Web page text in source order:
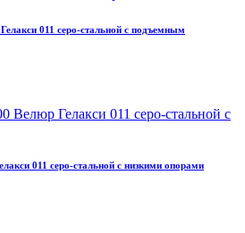
011 серо-стальной с подъемным
011 серо-стальной с низкими опорами